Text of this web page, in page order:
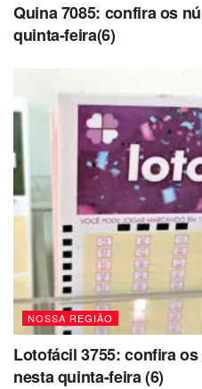
Quina 7085: confira os
quinta-feira(6)
NOSSA REGIÃO
Lotofácil 3755: confira
nesta quinta-feira (6)